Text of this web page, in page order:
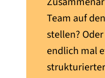
Team auf
stellen?
endlich mal